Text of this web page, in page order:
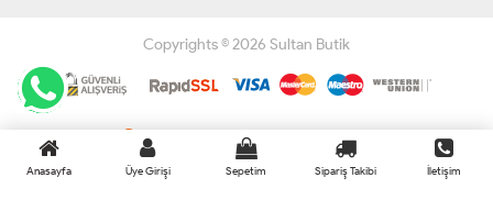
Copyrights © 2026 Sultan Butik
Geliştir - powered by innovation
Anasayfa Üye Girişi Sepetim Sipariş Takibi İletişim